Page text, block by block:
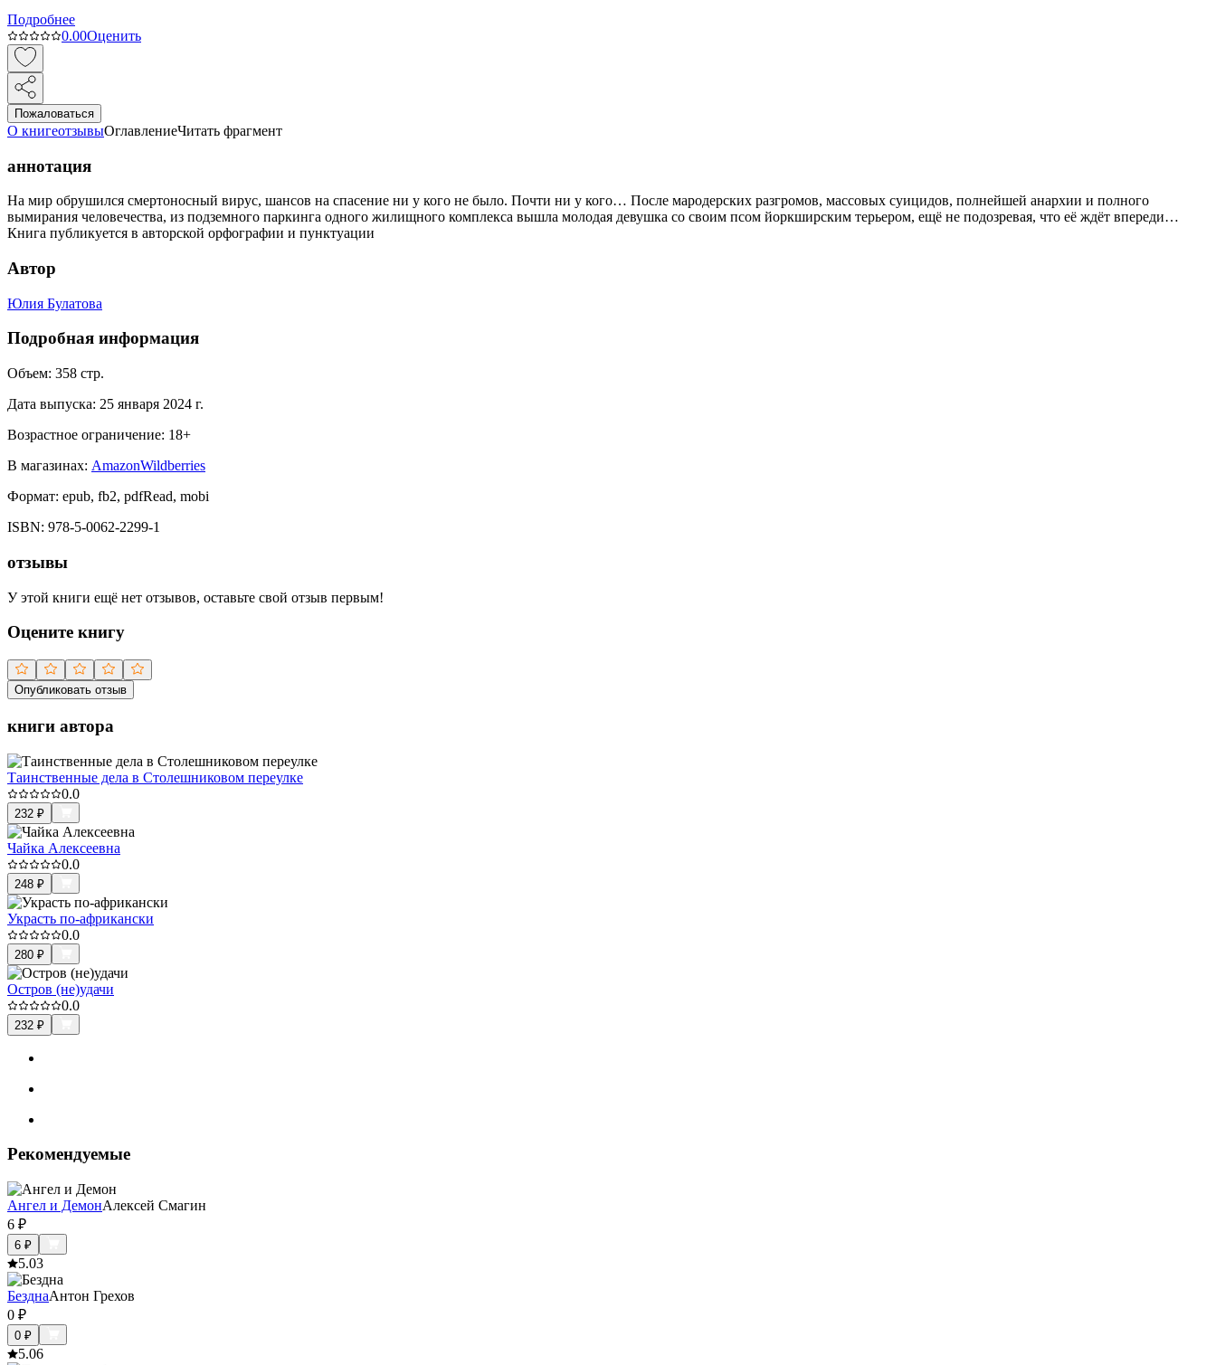
Подробнее
0.00Оценить
Пожаловаться
О книгеотзывыОглавлениеЧитать фрагмент
аннотация
На мир обрушился смертоносный вирус, шансов на спасение ни у кого не было. Почти ни у кого… После мародерских разгромов, массовых суицидов, полнейшей анархии и полного
вымирания человечества, из подземного паркинга одного жилищного комплекса вышла молодая девушка со своим псом йоркширским терьером, ещё не подозревая, что её ждёт впереди…
Книга публикуется в авторской орфографии и пунктуации
Автор
Юлия Булатова
Подробная информация
Объем: 358 стр.
Дата выпуска: 25 января 2024 г.
Возрастное ограничение: 18+
В магазинах: AmazonWildberries
Формат: epub, fb2, pdfRead, mobi
ISBN: 978-5-0062-2299-1
отзывы
У этой книги ещё нет отзывов, оставьте свой отзыв первым!
Оцените книгу
Опубликовать отзыв
книги автора
Таинственные дела в Столешниковом переулке
0.0
232 ₽
Чайка Алексеевна
0.0
248 ₽
Украсть по-африкански
0.0
280 ₽
Остров (не)удачи
0.0
232 ₽
Рекомендуемые
Ангел и ДемонАлексей Смагин
6 ₽
6 ₽
5.03
БезднаАнтон Грехов
0 ₽
0 ₽
5.06